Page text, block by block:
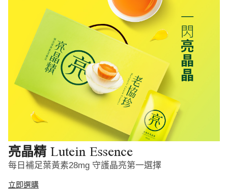
亮晶精 Lutein Essence
每日補足葉黃素28mg 守護晶亮第一選擇
立即選購